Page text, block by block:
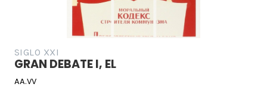
SIGLO XXI
GRAN DEBATE I, EL
AA.VV